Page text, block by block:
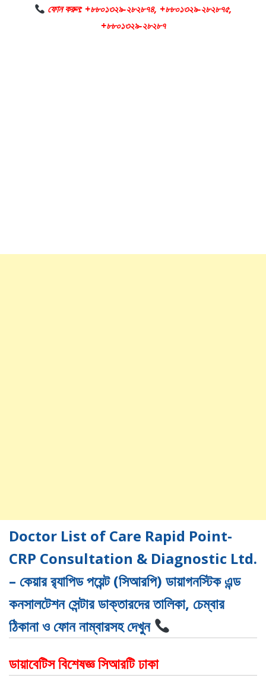
ফোন করুন: +৮৮০১৩২৯-২৮২৮৭৪, +৮৮০১৩২৯-২৮২৮৭৫,
+৮৮০১৩২৯-২৮২৮৭
Doctor List of Care Rapid Point-
CRP Consultation & Diagnostic Ltd.
– কেয়ার র‌্যাপিড পয়েন্ট (সিআরপি) ডায়াগনস্টিক এন্ড
কনসালটেশন সেন্টার ডাক্তারদের তালিকা, চেম্বার
ঠিকানা ও ফোন নাম্বারসহ দেখুন
ডায়াবেটিস বিশেষজ্ঞ সিআরটি ঢাকা